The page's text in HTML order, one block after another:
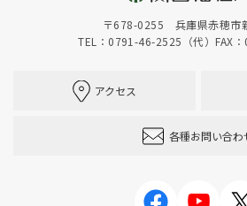
〒678-0255 兵庫県赤穂市
TEL：0791-46-2525（代）FAX
アクセス
各種お問い合わ